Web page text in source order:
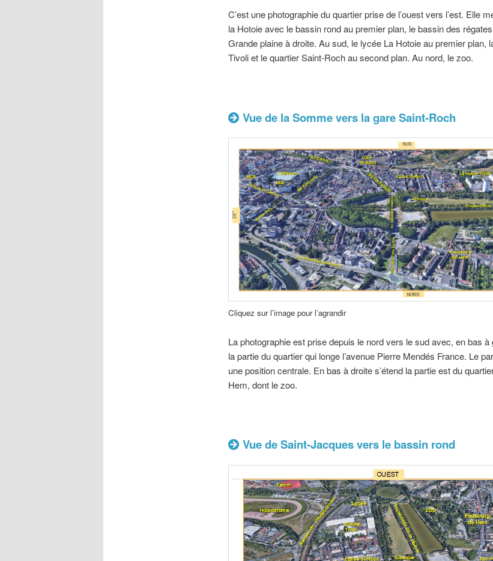
C’est une photographie du quartier prise de l’ouest vers l’est. Elle
la Hotoie avec le bassin rond au premier plan, le bassin des
Grande plaine à droite. Au sud, le lycée La Hotoie au premier plan,
Tivoli et le quartier Saint-Roch au second plan. Au nord, le zoo.
Vue de la Somme vers la gare Saint-Roch
Cliquez sur l’image pour l’agrandir
La photographie est prise depuis le nord vers le sud avec, en bas
la partie du quartier qui longe l’avenue Pierre Mendés France. Le
une position centrale. En bas à droite s’étend la partie est du
Hem, dont le zoo.
Vue de Saint-Jacques vers le bassin rond